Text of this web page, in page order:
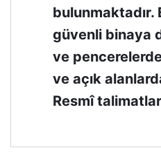
bulunmaktadır.
güvenli binaya
ve
ve açık
Resmî